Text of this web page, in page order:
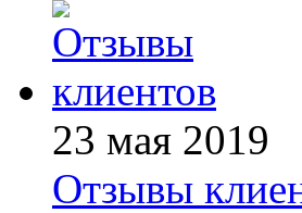
23 мая 2019
Отзывы